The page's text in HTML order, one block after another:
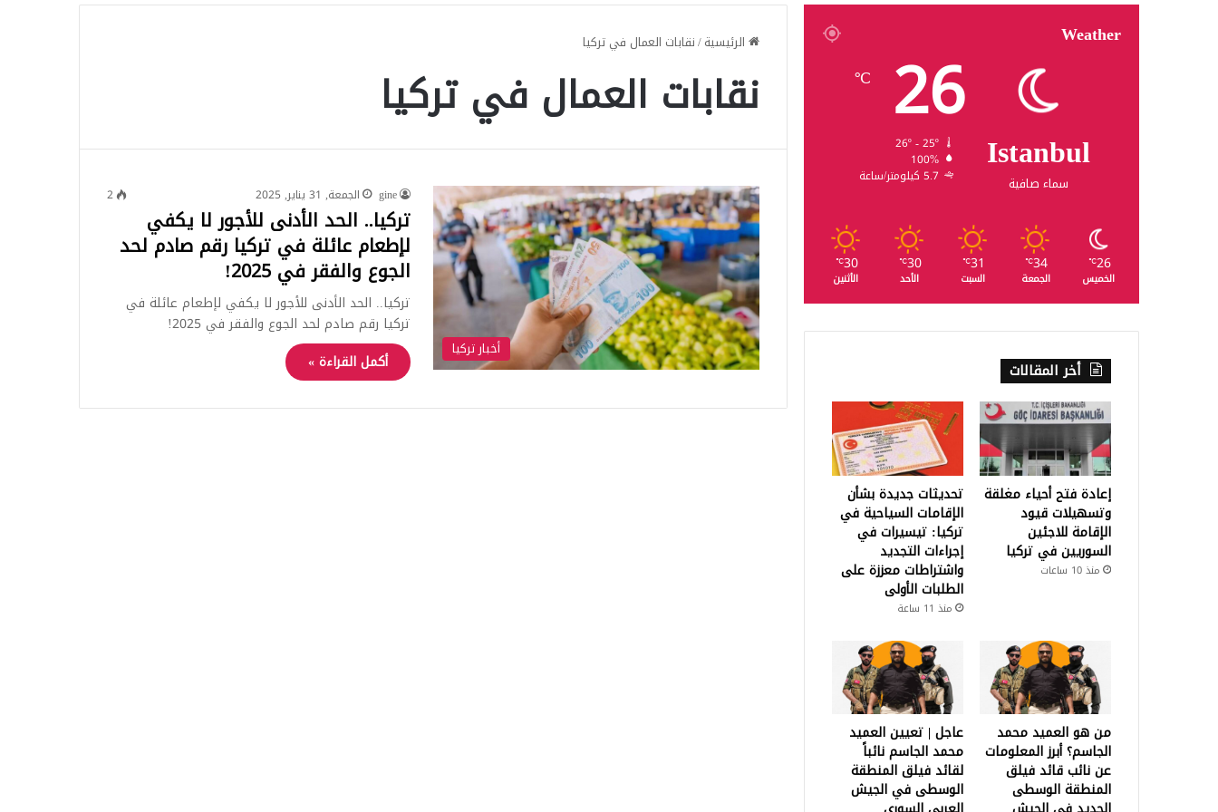
الرئيسية/نقابات العمال في تركيا
نقابات العمال في تركيا
أخبار تركيا
gine الجمعة, 31 يناير, 2025 2
تركيا.. الحد الأدنى للأجور لا يكفي
لإطعام عائلة في تركيا رقم صادم لحد
الجوع والفقر في 2025!
تركيا.. الحد الأدنى للأجور لا يكفي لإطعام عائلة في
تركيا رقم صادم لحد الجوع والفقر في 2025!
أكمل القراءة »
Weather
Istanbul
سماء صافية
26
℃
26º - 25º
100%
5.7 كيلومتر/ساعة
26
℃
الخميس
34
℃
الجمعة
31
℃
السبت
30
℃
الأحد
30
℃
الأثنين
أخر المقالات
إعادة فتح أحياء مغلقة
وتسهيلات قيود
الإقامة للاجئين
السوريين في تركيا
منذ 10 ساعات
تحديثات جديدة بشأن
الإقامات السياحية في
تركيا: تيسيرات في
إجراءات التجديد
واشتراطات معززة على
الطلبات الأولى
منذ 11 ساعة
من هو العميد محمد
الجاسم؟ أبرز المعلومات
عن نائب قائد فيلق
المنطقة الوسطى
عاجل | تعيين العميد
محمد الجاسم نائباً
لقائد فيلق المنطقة
الوسطى في الجيش